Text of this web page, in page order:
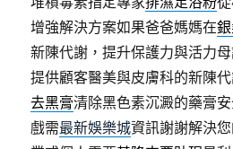
增強解決方案如果爸爸媽媽在
新陳代謝，提升保護力與活力
提供顧客醫美與皮膚科的新陳
去黑膏清除黑色素沉澱的藥膏
戲需最新娛樂城資訊謝謝解決